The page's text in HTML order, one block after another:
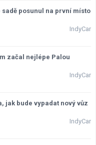
Týmy a jezdci F1
Okruhy F1
posunul na první místo
IndyCar
začal nejlépe Palou
IndyCar
jak bude vypadat nový vůz
IndyCar